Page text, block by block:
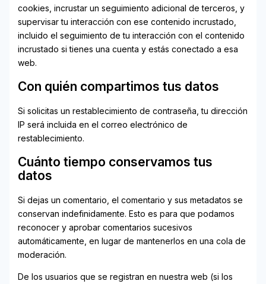
cookies, incrustar un seguimiento adicional de terceros, y
supervisar tu interacción con ese contenido incrustado,
incluido el seguimiento de tu interacción con el contenido
incrustado si tienes una cuenta y estás conectado a esa
web.
Con quién compartimos tus datos
Si solicitas un restablecimiento de contraseña, tu dirección
IP será incluida en el correo electrónico de
restablecimiento.
Cuánto tiempo conservamos tus
datos
Si dejas un comentario, el comentario y sus metadatos se
conservan indefinidamente. Esto es para que podamos
reconocer y aprobar comentarios sucesivos
automáticamente, en lugar de mantenerlos en una cola de
moderación.
De los usuarios que se registran en nuestra web (si los